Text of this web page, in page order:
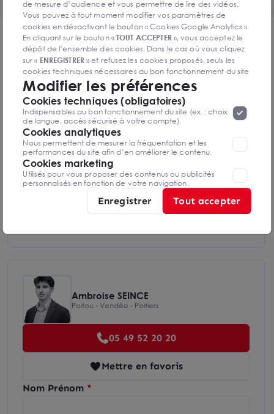
DPE & GES
Diagnostic de performance énergétique
Diagnostics DPE en cours de réalisation
Indice d'émission de gaz à effet de serre
Ambroise SEINCE
Poitou - Vendée - Poitiers
05 49 52 20 20
Mettre en favoris
Nom Prénom
de mesure d’audience et vous permettre de lire des vidéos.
Vous pouvez à tout moment modifier vos paramètres de
cookies en désactivant le bouton « Cookies Google Analytics ».
En cliquant sur le bouton «TOUT ACCEPTER», vous acceptez le
dépôt de l’ensemble des cookies. Dans le cas où vous cliquez
sur « ENREGISTRER» et refusez les cookies proposés, seuls les
cookies techniques nécessaires au bon fonctionnement du site
seront déposés. Pour plus d’informations, vous pouvez consulter
la page«Protection des données à caractère
personnel ».Lorsque vous naviguez sur notre site internet, il
peut être amenée à déposer des cookies. Vous avez la
possibilité de désactiver les cookies, ces réglages ne seront
valables que sur le navigateur que vous utilisez actuellement
Modifier les préférences
Cookies techniques (obligatoires)
Indispensables au bon fonctionnement du site (ex. : choix
de langue, accès sécurisé à votre compte).
Cookies analytiques
Nous permettent de mesurer la fréquentation et les
performances du site afin d’en améliorer le contenu.
Cookies marketing
Utilisés pour vous proposer des contenus ou publicités
personnalisés en fonction de votre navigation.
Enregistrer Tout accepter